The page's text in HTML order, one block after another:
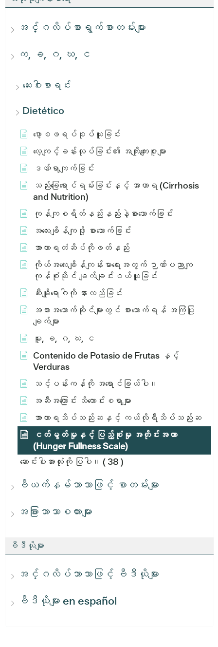
အင်္ဂလိပ်စာရွက်စာတမ်းများ
က, ခ, ဂ, ဃ, င
ဆေးဝါးစာရင်း
Dietético
ဖော့စဖရပ်စုပ်ယူခြင်း
လေ့ကျင့်ခန်းလုပ်ခြင်း၏ အကျိုးကျေးဇူးများ
ဒဏ်ရာကျက်ခြင်း
သည်းခြေရောင်ရမ်းခြင်းနှင့် အာဟာရ (Cirrhosis
and Nutrition)
ကုန်ကျစရိတ်နည်းနည်းနဲ့စားသောက်ခြင်း
အလေးချိန်ကျဖို့ စားသောက်ခြင်း
အာဟာရတံဆိပ်ကိုဖတ်နည်း
ကိုယ်အလေးချိန်ကျန်းမာရေးအတွက် ဉာဏ်ပညာကျ
ကုန်စုံဆိုင် ချက်ချင်းဝယ်ယူခြင်း
ဆီးချိုရောဂါကို နားလည်ခြင်း
အစားအသောက်ဆိုင်များတွင် စားသောက်ရန် အကြံပြု
ချက်များ
မူး, ခ, ဂ, ဃ, င
Contenido de Potasio de Frutas နှင့်
Verduras
သင့်ပန်းကန်ကို အရောင်ခြယ်ပါ။
အဆီအကြောင်း သိကောင်းစရာများ
အာဟာရသိပ်သည်းဆနှင့် ကယ်လိုရီသိပ်သည်းဆ
ငတ်မွတ်မှုနှင့် ပြည့်စုံမှု အတိုင်းအတာ
(Hunger Fullness Scale)
ဆောင်းပါးအားလုံးကို ပြပါ။ ( 38 )
ဗီယက်နမ်ဘာသာဖြင့် စာတမ်းများ
အခြားဘာသာစကားများ
ဗီဒီယိုများ
အင်္ဂလိပ်ဘာသာဖြင့် ဗီဒီယိုများ
ဗီဒီယိုများ en español